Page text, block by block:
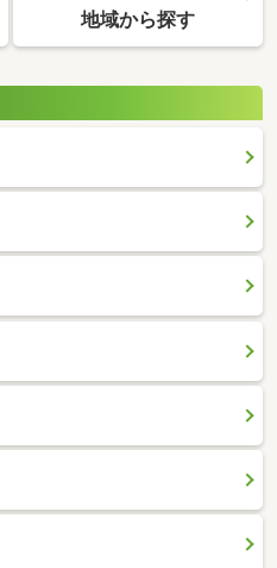
地域から探す